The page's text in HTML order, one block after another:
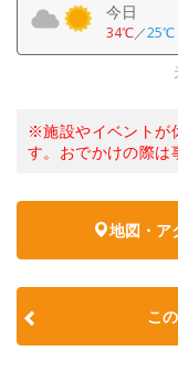
今日
34℃／25℃
※施設やイベントが
す。おでかけの際は
地図・ア
こ